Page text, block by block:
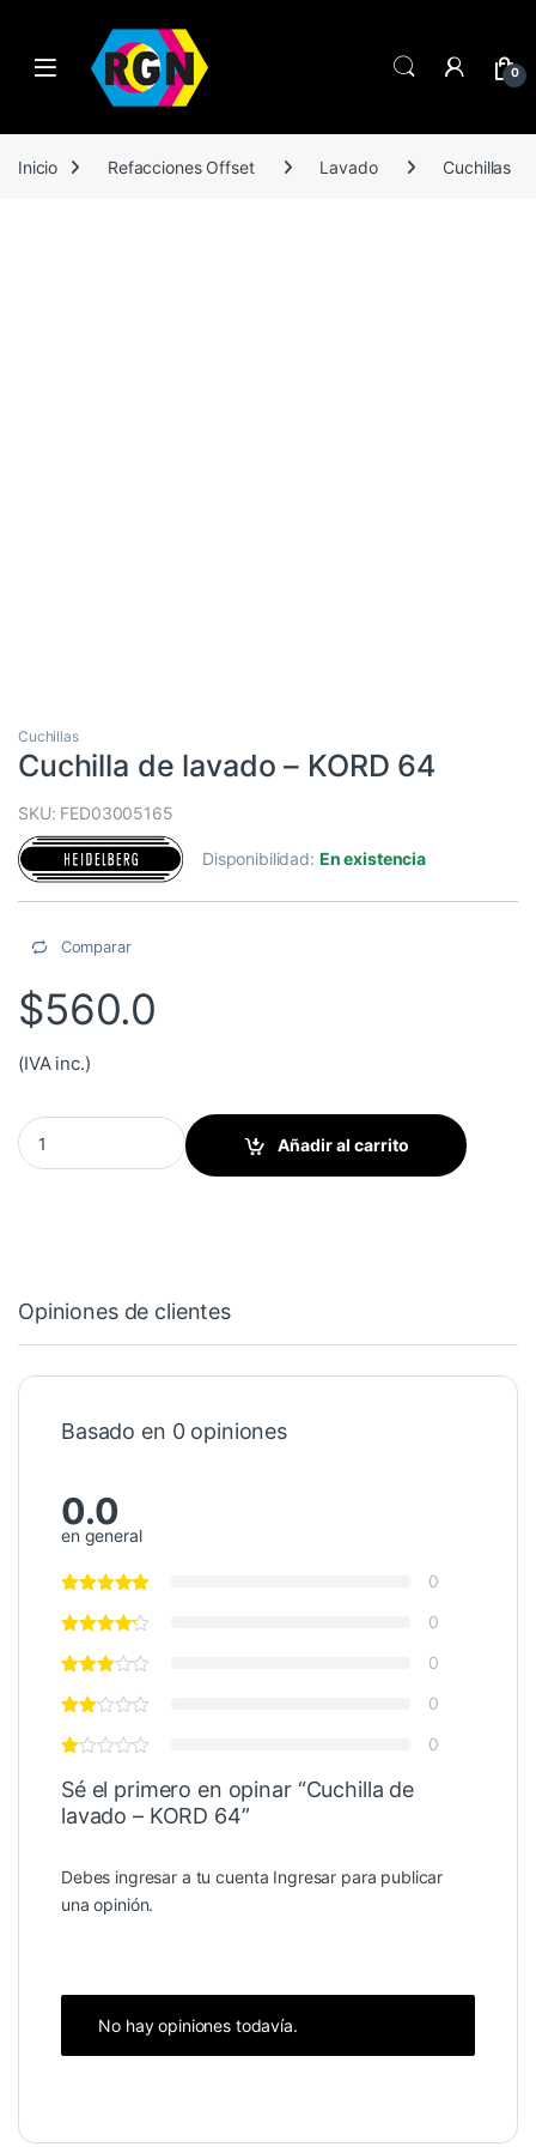
Open 0
Inicio Refacciones Offset Lavado Cuchillas
Cuchillas
Cuchilla de lavado – KORD 64
SKU: FED03005165
Disponibilidad: En existencia
Comparar
$560.0
(IVA inc.)
Cuchilla de lavado - KORD 64 quantity
Añadir al carrito
Opiniones de clientes
Basado en 0 opiniones
0.0
en general
0
0
0
0
0
Sé el primero en opinar “Cuchilla de
lavado – KORD 64”
Debes ingresar a tu cuenta Ingresar para publicar
una opinión.
No hay opiniones todavía.